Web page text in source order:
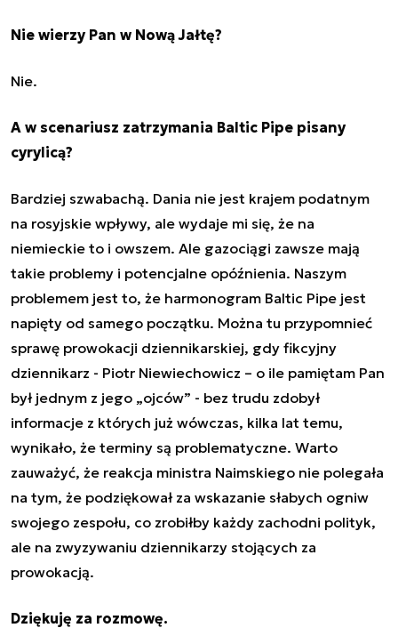
Nie wierzy Pan w Nową Jałtę?
Nie.
A w scenariusz zatrzymania Baltic Pipe pisany
cyrylicą?
Bardziej szwabachą. Dania nie jest krajem podatnym
na rosyjskie wpływy, ale wydaje mi się, że na
niemieckie to i owszem. Ale gazociągi zawsze mają
takie problemy i potencjalne opóźnienia. Naszym
problemem jest to, że harmonogram Baltic Pipe jest
napięty od samego początku. Można tu przypomnieć
sprawę prowokacji dziennikarskiej, gdy fikcyjny
dziennikarz - Piotr Niewiechowicz – o ile pamiętam Pan
był jednym z jego „ojców” - bez trudu zdobył
informacje z których już wówczas, kilka lat temu,
wynikało, że terminy są problematyczne. Warto
zauważyć, że reakcja ministra Naimskiego nie polegała
na tym, że podziękował za wskazanie słabych ogniw
swojego zespołu, co zrobiłby każdy zachodni polityk,
ale na zwyzywaniu dziennikarzy stojących za
prowokacją.
Dziękuję za rozmowę.